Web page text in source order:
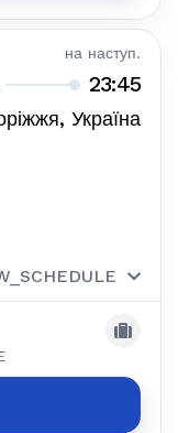
на наступ.
23:45
Україна